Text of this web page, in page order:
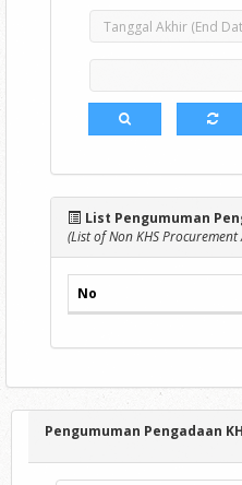
List Pengumuman
(List of Non KHS
No
Pengumuman Pengadaan